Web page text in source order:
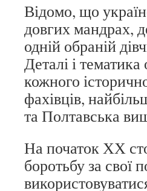
Відомо, що
довгих мандрах,
одній обраній
Деталі і
кожного
фахівців,
та Полтавська
На початок ХХ
боротьбу за свої